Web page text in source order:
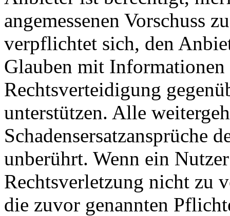
angemessenen Vorschuss
verpflichtet sich, den
Glauben mit
Rechtsverteidigung
unterstützen. Alle
Schadensersatzansprüche
unberührt. Wenn ein
Rechtsverletzung nicht zu
die zuvor genannten